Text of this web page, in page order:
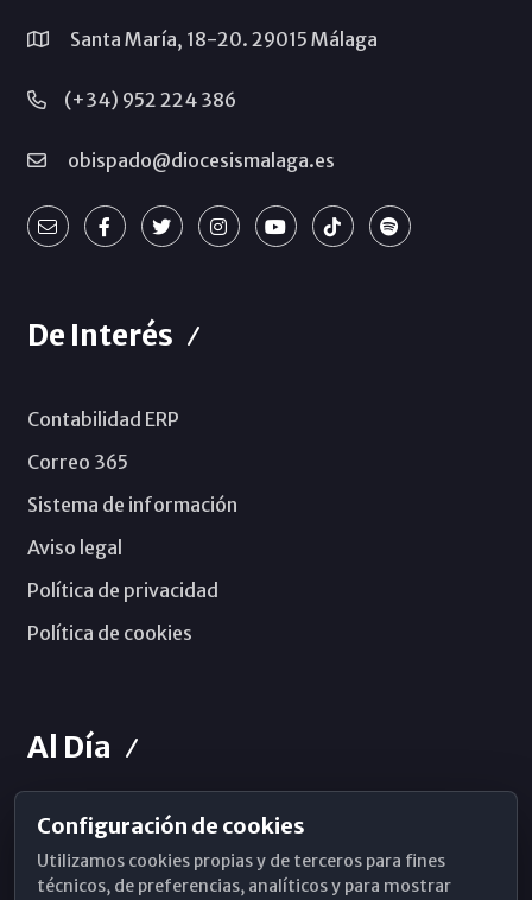
Santa María, 18-20. 29015 Málaga
(+34) 952 224 386
obispado@diocesismalaga.es
De Interés
Contabilidad ERP
Correo 365
Sistema de información
Aviso legal
Política de privacidad
Política de cookies
Al Día
Horarios de Misa
Hemeroteca
Configuración de cookies
Utilizamos cookies propias y de terceros para fines
técnicos, de preferencias, analíticos y para mostrar